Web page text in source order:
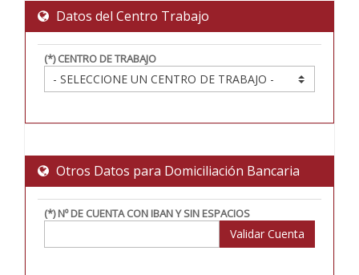
Datos del Centro Trabajo
(*) CENTRO DE TRABAJO
Otros Datos para Domiciliación Bancaria
(*) Nº DE CUENTA CON IBAN Y SIN ESPACIOS
Validar Cuenta